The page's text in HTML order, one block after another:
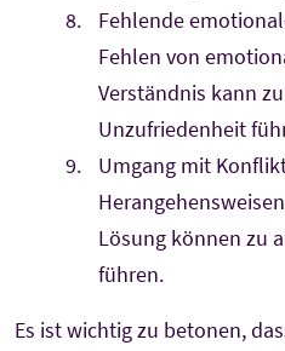
Fehlende
Fehlen von
Verständnis kann
Unzufriedenheit
Umgang mit
Lösung können zu
führen.
Es ist wichtig zu betonen,